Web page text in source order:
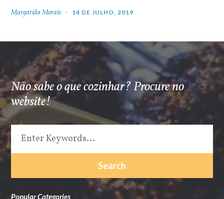
Margarida Morais 14 DE JULHO, 2019
Não sabe o que cozinhar? Procure no
website!
Popular Categories